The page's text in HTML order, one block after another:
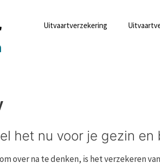
Uitvaartverzekering
het nu voor je gezin en
over na te denken, is het verzekeren van